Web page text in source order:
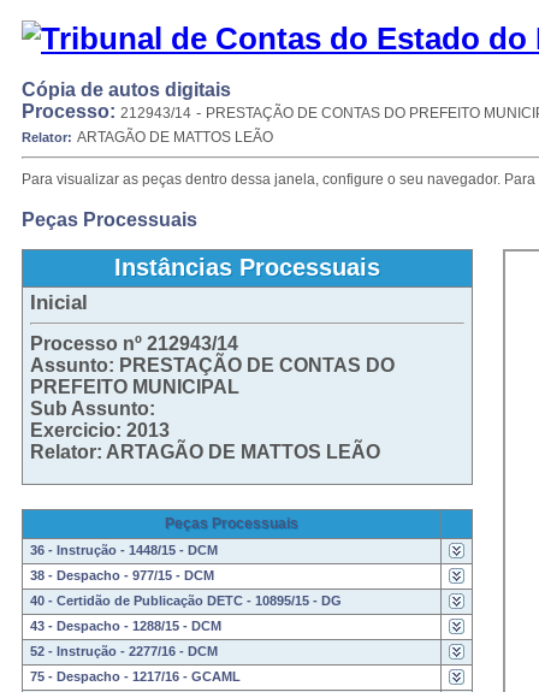
Cópia de autos digitais
Processo: 212943/14 - PRESTAÇÃO DE CONTAS DO PREFEITO
Relator: ARTAGÃO DE MATTOS LEÃO
Para visualizar as peças dentro dessa janela, configure o seu navegador.
Peças Processuais
Instâncias Processuais
Inicial
Processo nº 212943/14
Assunto: PRESTAÇÃO DE CONTAS DO
PREFEITO MUNICIPAL
Sub Assunto:
Exercicio: 2013
Relator: ARTAGÃO DE MATTOS LEÃO
Peças Processuais
36 - Instrução - 1448/15 - DCM
38 - Despacho - 977/15 - DCM
40 - Certidão de Publicação DETC - 10895/15 - DG
43 - Despacho - 1288/15 - DCM
52 - Instrução - 2277/16 - DCM
75 - Despacho - 1217/16 - GCAML